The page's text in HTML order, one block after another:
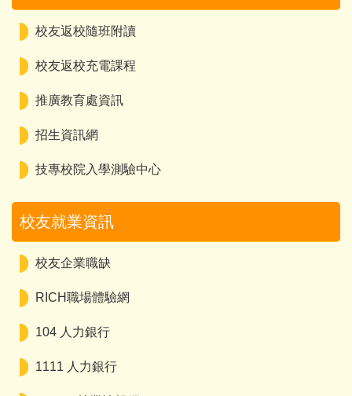
校友返校隨班附讀
校友返校充電課程
推廣教育處資訊
招生資訊網
技專校院入學測驗中心
校友就業資訊
校友企業職缺
RICH職場體驗網
104 人力銀行
1111 人力銀行